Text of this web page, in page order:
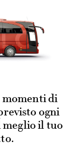
di
ogni
il tuo